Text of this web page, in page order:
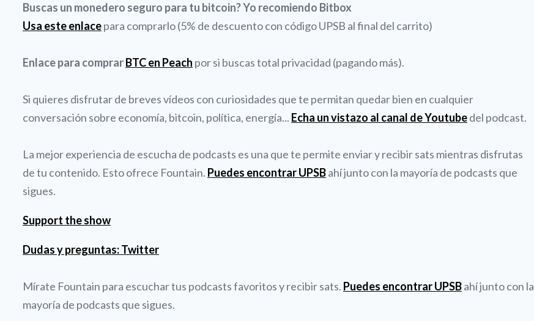
Buscas un monedero seguro para tu bitcoin? Yo recomiendo Bitbox
Usa este enlacepara comprarlo (5% de descuento con código UPSB al final del carrito)
Enlace para comprarBTC en Peach por si buscas total privacidad (pagando más).
Si quieres disfrutar de breves vídeos con curiosidades que te permitan quedar bien en cualquier
conversación sobre economía, bitcoin, política, energía... Echa un vistazo al canal de Youtubedel podcast.
La mejor experiencia de escucha de podcasts es una que te permite enviar y recibir sats mientras disfrutas
de tu contenido. Esto ofrece Fountain. Puedes encontrar UPSBahí junto con la mayoría de podcasts que
sigues.
Support the show
Dudas y preguntas: Twitter
Mírate Fountain para escuchar tus podcasts favoritos y recibir sats. Puedes encontrar UPSBahí junto con la
mayoría de podcasts que sigues.